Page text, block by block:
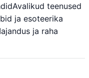
Avalikud teenused
ja esoteerika
ja raha